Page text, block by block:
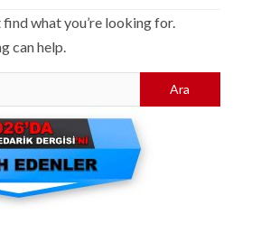
find what you’re looking for.
can help.